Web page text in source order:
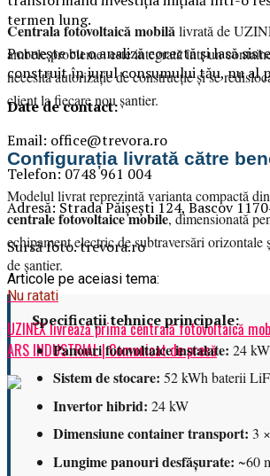
termen lung.
Pornește cu o analiză corectă și lasă
construit în jurul consumului tău, nu al
Date de contact:
Email: office@trevora.ro
Telefon: 0748 961 004
Adresă: Strada Păișești 124, Bascov
Sursă foto. trevora.ro
Articole pe aceiasi tema:
Nu ratati
UZINEX livrează prima centrală fotovoltaică
ARS INDUSTRIAL | Comunicat de presă
Centrala fotovoltaică mobilălivrată de
ambele probleme: este integrată într-un
necesită autorizație de construcție și se
client la fiecare nou șantier.
Configurația livrată către
Modelul livrat reprezintă varianta compactă
centrale fotovoltaice mobile, dimensionată
echipament electric de subtraversări
de șantier.
Specificații tehnice principale:
Panouri fotovoltaice instalate: 24 kW
Sistem de stocare: 52 kWh baterii
Invertor hibrid: 24 kW
Dimensiune container transport: 3
Lungime panouri desfășurate: ~60